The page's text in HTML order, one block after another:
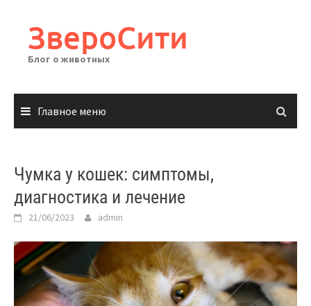
содержимому
ЗвероСити
Блог о животных
Главное меню
Чумка у кошек: симптомы,
диагностика и лечение
21/06/2023 admin